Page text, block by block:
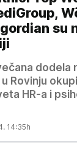
su
dodela
Rovinju
HR-a i
14:35h